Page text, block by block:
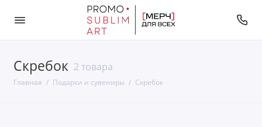
Скребок 2 товара
Главная Подарки и сувениры Скребок
Bamboo collection